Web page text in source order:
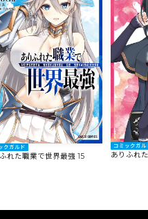
クガルド
れた職業で世界最強 15
コミックガル
ありふれ